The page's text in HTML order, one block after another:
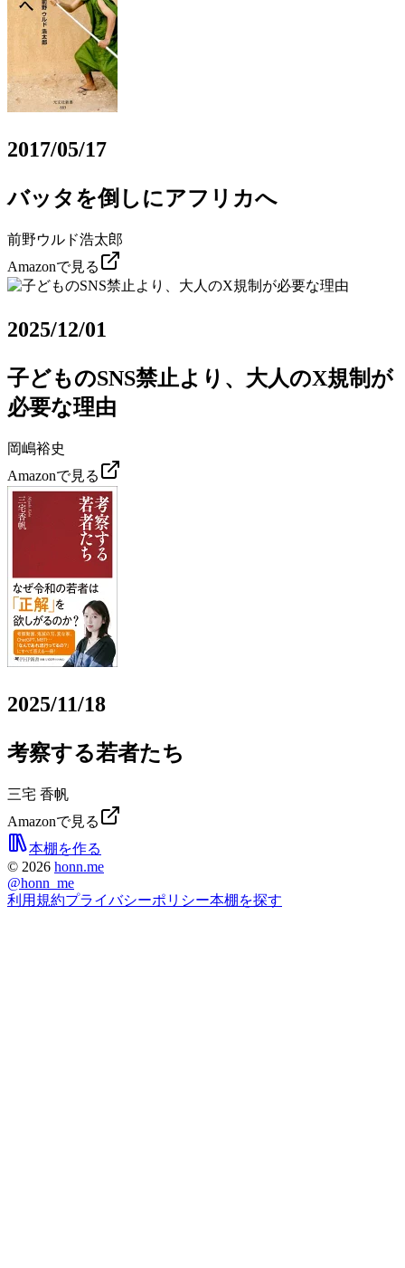
2017/05/17
バッタを倒しにアフリカへ
前野ウルド浩太郎
Amazonで見る
2025/12/01
子どものSNS禁止より、大人のX規制が
必要な理由
岡嶋裕史
Amazonで見る
2025/11/18
考察する若者たち
三宅 香帆
Amazonで見る
本棚を作る
© 2026 honn.me
@honn_me
利用規約プライバシーポリシー本棚を探す